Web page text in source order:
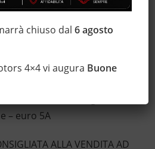
135 CV – Distinctive –
– euro 5A
ALLA VENDITA AD
chiuso dal6 agosto
4×4 vi augura Buone